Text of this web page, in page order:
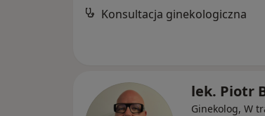
Konsultacja ginekologiczna
lek. Piotr
Ginekolog, W